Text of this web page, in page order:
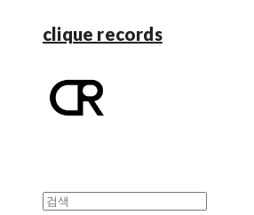
clique records